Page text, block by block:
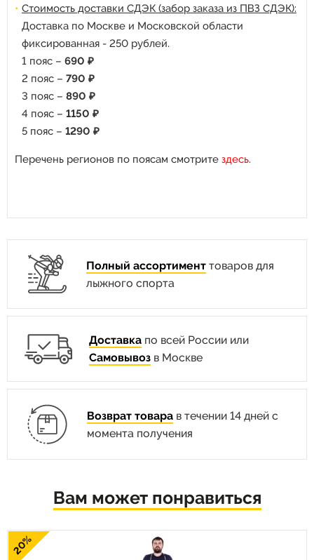
Стоимость доставки СДЭК (забор заказа из ПВЗ СДЭК):
Доставка по Москве и Московской области
фиксированная - 250 рублей.
1 пояс – 690 ₽
2 пояс – 790 ₽
3 пояс – 890 ₽
4 пояс – 1150 ₽
5 пояс – 1290 ₽
Перечень регионов по поясам смотрите здесь.
Полный ассортимент товаров для
лыжного спорта
Доставка по всей России или
Самовывоз в Москве
Возврат товарав течении 14 дней с
момента получения
Вам может понравиться
20%